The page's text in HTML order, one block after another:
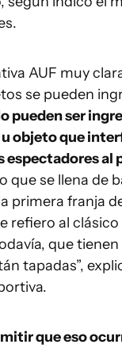
AUF muy
se pueden
pueden ser
objeto que
espectadores al
que se llena de
primera franja
refiero al clásico
que tienen
tapadas”,
que eso